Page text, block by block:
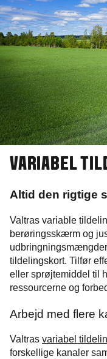
VARIABEL
Altid den rigtige
Valtras variable
berøringsskærm og
tildelingskort. Tilfør
eller sprøjtemiddel til
ressourcerne og
Arbejd med flere
Valtras variabel
forskellige kanaler